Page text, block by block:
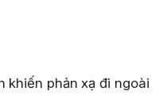
khiến phản xạ đi ngoài